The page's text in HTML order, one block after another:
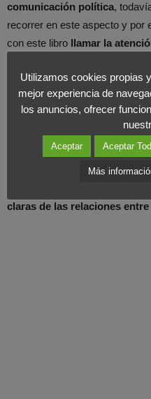
comunicación política,
recorrer en este aspecto y por
con este libro llamar la
profesionales de la política,
general, que saber gestionar
emociones supone un canal
Un manual indispensable para
que el lector se
claras de las relaciones
Utilizamos cookies propias
mejor experiencia de
los anuncios, ofrecer
Aceptar Aceptar
Más